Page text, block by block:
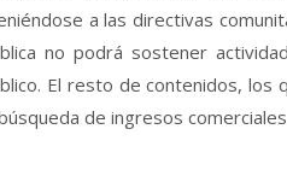
a las directivas
no podrá sostener
El resto de contenidos, los
de ingresos